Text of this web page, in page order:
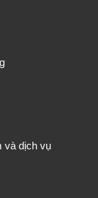
và dịch vụ